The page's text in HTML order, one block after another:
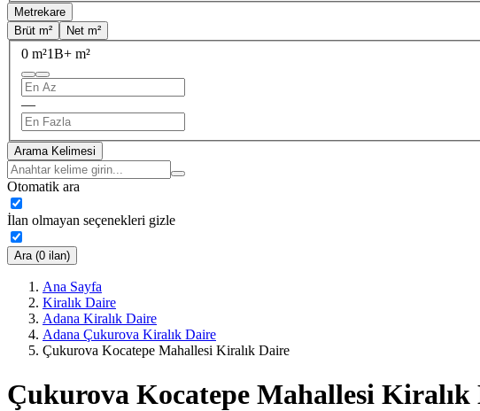
Metrekare
Brüt m²
Net m²
0 m²1B+ m²
—
Arama Kelimesi
Otomatik ara
İlan olmayan seçenekleri gizle
Ara (0 ilan)
Ana Sayfa
Kiralık Daire
Adana Kiralık Daire
Adana Çukurova Kiralık Daire
Çukurova Kocatepe Mahallesi Kiralık Daire
Çukurova Kocatepe Mahallesi Kiralık